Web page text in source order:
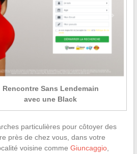
Rencontre Sans Lendemain
avec une Black
particulières pour côtoyer des
près de chez vous, dans votre
voisine comme Giuncaggio,